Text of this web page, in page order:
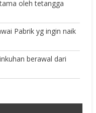
oleh tetangga
Pabrik yg ingin naik
berawal dari